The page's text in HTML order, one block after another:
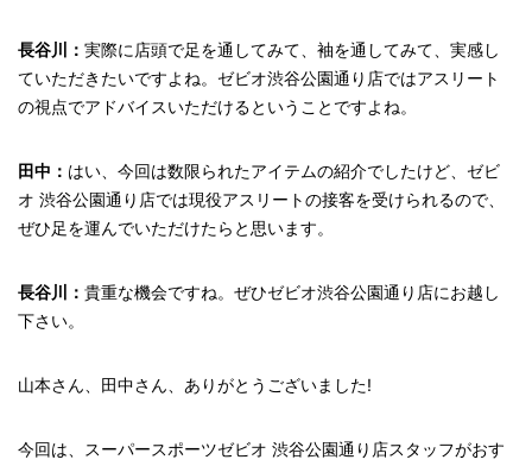
長谷川： 実際に店頭で足を通してみて、袖を通してみて、実感し
ていただきたいですよね。ゼビオ渋谷公園通り店ではアスリート
の視点でアドバイスいただけるということですよね。
田中： はい、今回は数限られたアイテムの紹介でしたけど、ゼビ
オ 渋谷公園通り店では現役アスリートの接客を受けられるので、
ぜひ足を運んでいただけたらと思います。
長谷川： 貴重な機会ですね。ぜひゼビオ渋谷公園通り店にお越し
下さい。
山本さん、田中さん、ありがとうございました!
今回は、スーパースポーツゼビオ 渋谷公園通り店スタッフがおす